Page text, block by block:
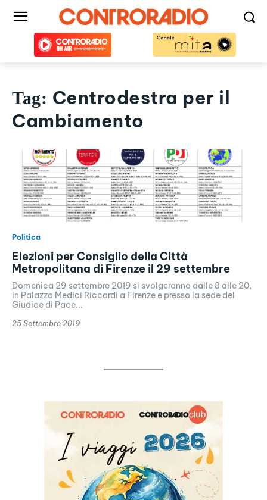
Tag: Centrodestra per il
Cambiamento
Politica
Elezioni per Consiglio della Città
Metropolitana di Firenze il 29 settembre
Domenica 29 settembre 2019 si svolgeranno dalle 8 alle 20,
in Palazzo Medici Riccardi a Firenze e presso la sede del
Giudice di Pace...
25 Settembre 2019